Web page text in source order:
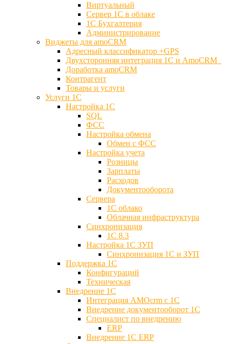
Виртуальный
Сервер 1С в облаке
1С Бухгалтерия
Администрирование
Виджеты для amoCRM
Адресный классификатор +GPS
Двухсторонняя интеграция 1С и AmoCRM
Доработка amoCRM
Контрагент
Товары и услуги
Услуги 1С
Настройка 1С
SQL
ФСС
Настройка обмена
Обмен с ФСС
Настройка учета
Розницы
Зарплаты
Расходов
Документооборота
Сервера
1С облако
Облачная инфраструктура
Синхронизация
1С 8.3
Настройка 1С ЗУП
Синхронизация 1С и ЗУП
Поддержка 1С
Конфигураций
Техническая
Внедрение 1С
Интеграция AMOcrm с 1C
Внедрение документооборот 1С
Специалист по внедрению
ERP
Внедрение 1С ERP